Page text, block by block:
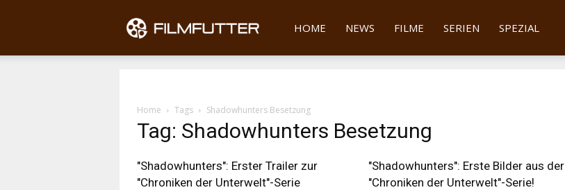
Filmfutter
HOME NEWS FILME SERIEN SPEZIAL
Home Tags Shadowhunters Besetzung
Tag: Shadowhunters Besetzung
"Shadowhunters": Erster Trailer zur
"Chroniken der Unterwelt"-Serie
"Shadowhunters": Erste Bilder aus der
"Chroniken der Unterwelt"-Serie!